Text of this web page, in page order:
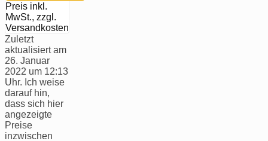
Preis inkl.
MwSt., zzgl.
Versandkosten
Zuletzt
aktualisiert am
26. Januar
2022 um 12:13
Uhr. Ich weise
darauf hin,
dass sich hier
angezeigte
Preise
inzwischen